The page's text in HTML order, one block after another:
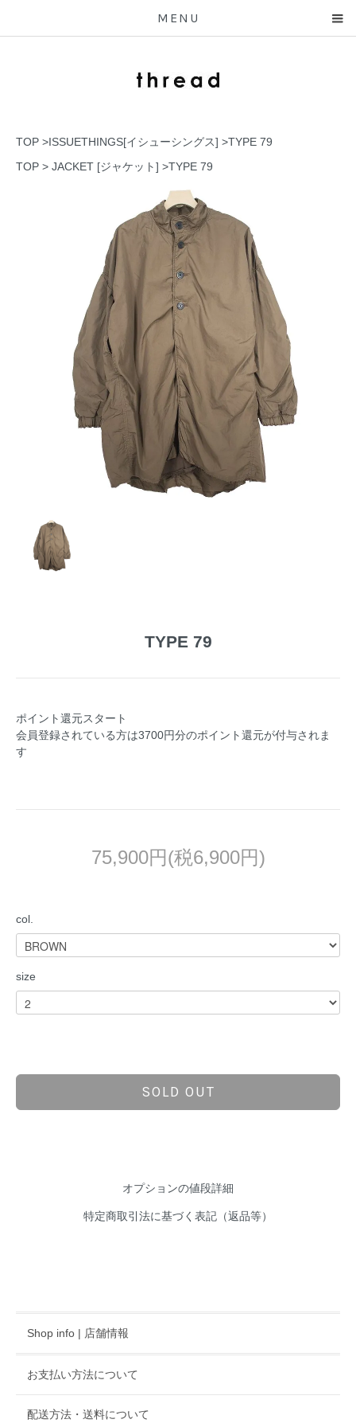
MENU
TOP >ISSUETHINGS[イシューシングス] >TYPE 79
TOP > JACKET [ジャケット] >TYPE 79
TYPE 79
ポイント還元スタート
会員登録されている方は3700円分のポイント還元が付与されま
す
75,900円(税6,900円)
col.
size
SOLD OUT
オプションの値段詳細
特定商取引法に基づく表記（返品等）
Shop info | 店舗情報
お支払い方法について
配送方法・送料について